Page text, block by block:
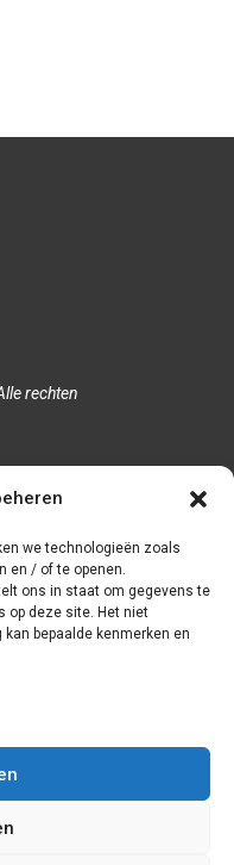
we technologieën zoals
en / of te openen.
ons in staat om gegevens te
op deze site. Het niet
bepaalde kenmerken en
rechten